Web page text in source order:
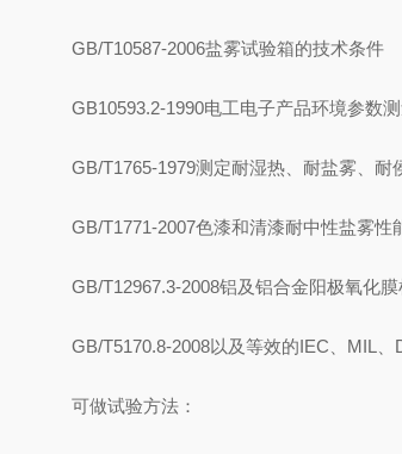
GB/T10587-2006盐雾试验箱的技术条件
GB10593.2-1990电工电子产品环境参数
GB/T1765-1979测定耐湿热、耐盐雾、
GB/T1771-2007色漆和清漆耐中性盐雾性
GB/T12967.3-2008铝及铝合金阳极氧化
GB/T5170.8-2008以及等效的IEC、MIL
可做试验方法：